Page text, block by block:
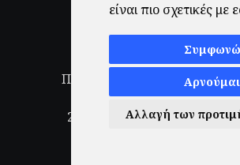
είναι πιο σχετικές με
Συμφωνώ
Αρνούμαι
Αλλαγή των
Πολιτική Απορρήτου |Όροι
Ενημέρωση προτιμήσεων
2026
© Finale.gr All Rights